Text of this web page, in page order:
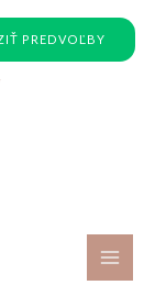
PREDVOĽBY